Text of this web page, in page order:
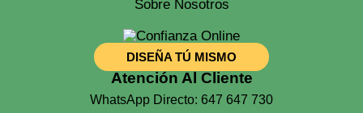
Sobre Nosotros
DISEÑA TÚ MISMO
Atención Al Cliente
WhatsApp Directo: 647 647 730